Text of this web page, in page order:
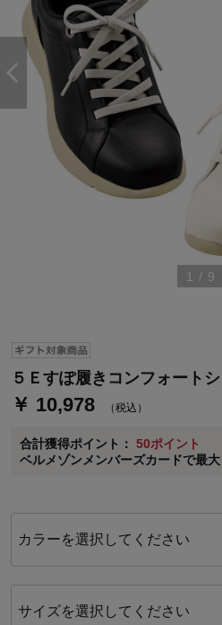
1 / 9
５Ｅすぽ履きコンフォート
￥ 10,978 （税込）
合計獲得ポイント： 50ポイント
ベルメゾンメンバーズカードで最
ステージが上がれば送料無料・返品
さらにポイント還元最大16倍！
ベルメゾン・ポイントについて
通常商品送料無料 返品引取無料（
即時入会なら更に500円OFFクーポ
※メンバーズカードの加算ポイントはス
に対して適用されます。
カラーを選択してください
サイズを選択してください